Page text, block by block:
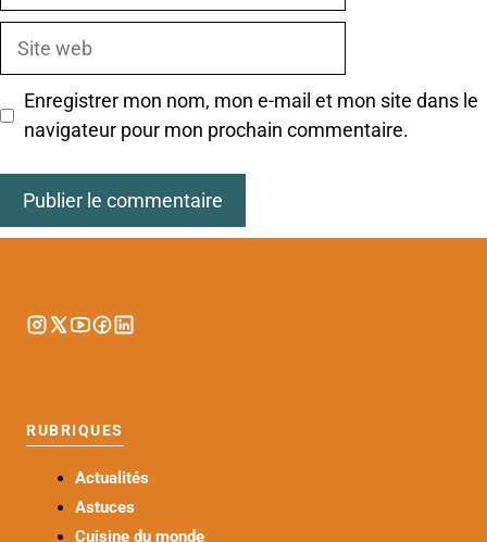
Site
Enregistrer mon nom, mon e-mail et mon site dans le
navigateur pour mon prochain commentaire.
RUBRIQUES
Actualités
Astuces
Cuisine du monde